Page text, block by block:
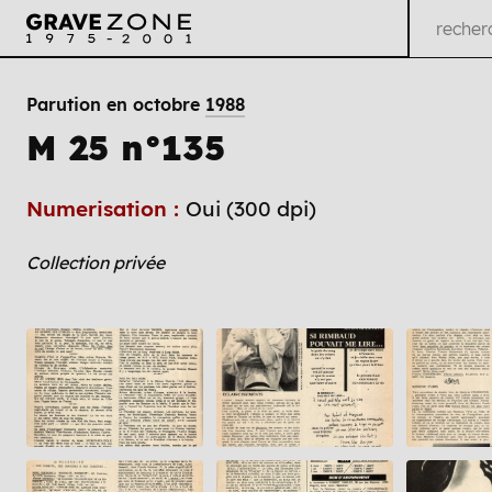
Parution en octobre 1988
M 25 n°135
Numerisation : Oui (300 dpi)
Collection privée